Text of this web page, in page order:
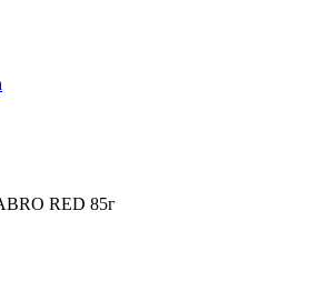
RED 85г